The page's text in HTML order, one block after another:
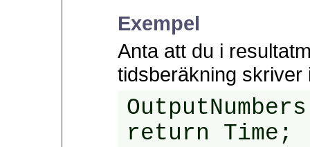
Exempel
Anta att du i
tidsberäkning skriver
return Time;